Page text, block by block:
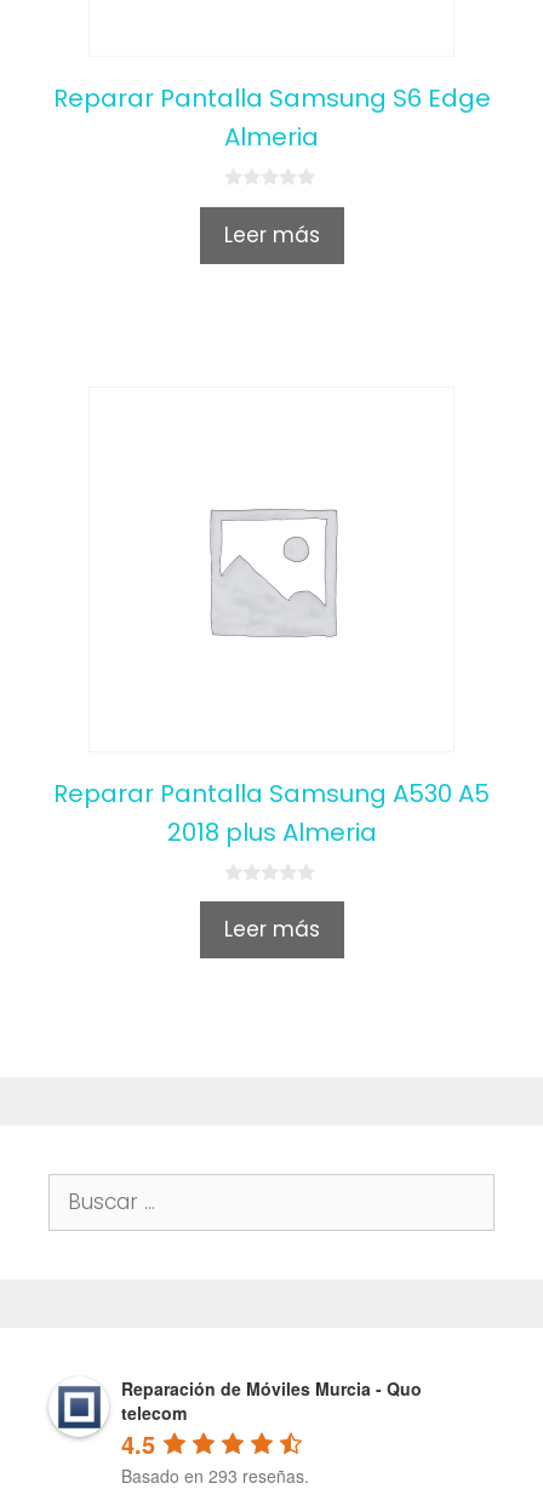
Reparar Pantalla Samsung S6 Edge
Almeria
0
u
Leer más
Reparar Pantalla Samsung A530 A5
2018 plus Almeria
0
u
Leer más
Buscar:
Reparación de Móviles Murcia - Quo
telecom
4.5
Basado en 293 reseñas.